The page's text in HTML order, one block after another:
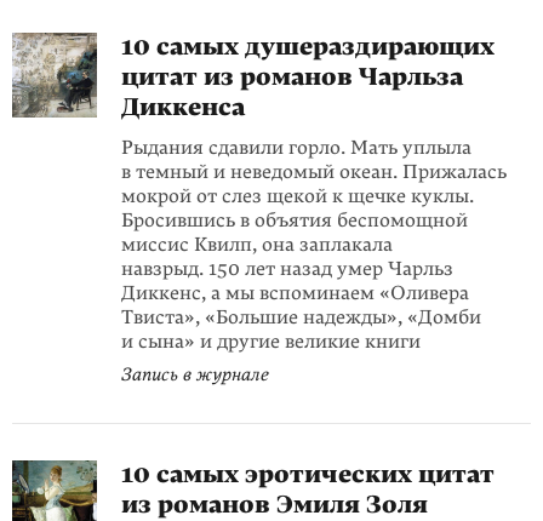
10 самых душераздирающих
цитат из романов Чарльза
Диккенса
Рыдания сдавили горло. Мать уплыла
в темный и неведомый океан. Прижалась
мокрой от слез щекой к щечке куклы.
Бросившись в объятия беспомощной
миссис Квилп, она заплакала
навзрыд. 150 лет назад умер Чарльз
Диккенс, а мы вспоминаем «Оливера
Твиста», «Большие надежды», «Домби
и сына» и другие великие книги
Запись в журнале
10 самых эротических цитат
из романов Эмиля Золя